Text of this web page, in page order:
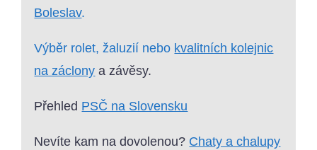
Boleslav.
Výběr rolet, žaluzií nebo kvalitních kolejnic
na záclony a závěsy.
Přehled PSČ na Slovensku
Nevíte kam na dovolenou? Chaty a chalupy